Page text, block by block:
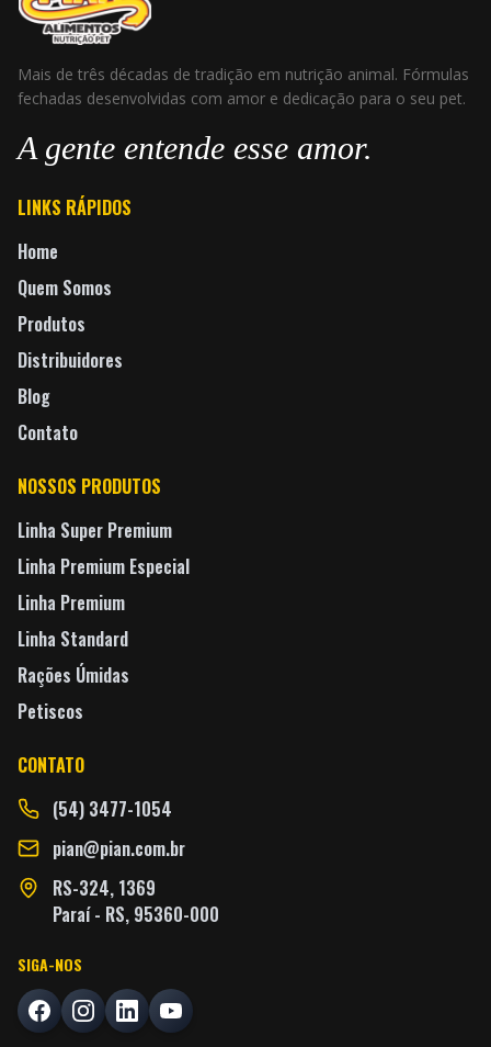
Mais de três décadas de tradição em nutrição animal. Fórmulas
fechadas desenvolvidas com amor e dedicação para o seu pet.
A gente entende esse amor.
LINKS RÁPIDOS
Home
Quem Somos
Produtos
Distribuidores
Blog
Contato
NOSSOS PRODUTOS
Linha Super Premium
Linha Premium Especial
Linha Premium
Linha Standard
Rações Úmidas
Petiscos
CONTATO
(54) 3477-1054
pian@pian.com.br
RS-324, 1369
Paraí - RS, 95360-000
SIGA-NOS